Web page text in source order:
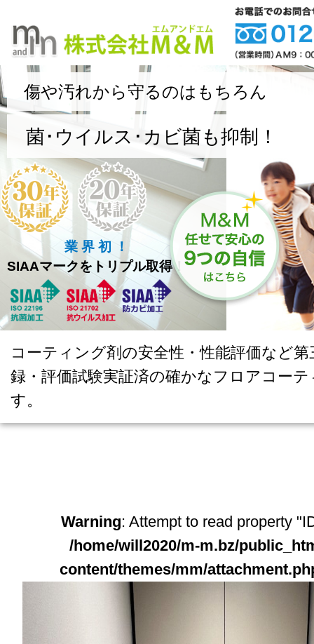
傷や汚れから守るのはもちろん
菌･ウイルス･カビ菌も抑制！
業 界 初 ！
SIAAマークをトリプル取得！
コーティング剤の安全性・性能評価など
録・評価試験実証済の確かなフロアコー
す。
Warning: Attempt to read property
/home/will2020/m-m.bz/
content/themes/mm/